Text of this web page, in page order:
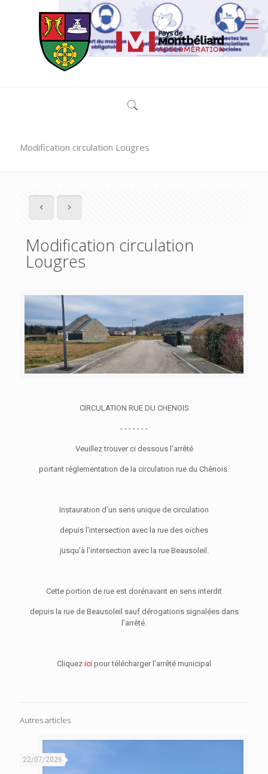
Modification circulation Lougres
Modification circulation
Lougres
CIRCULATION RUE DU CHENOIS
- - - - - - -
Veuillez trouver ci dessous l'arrêté
portant réglementation de la circulation rue du Chênois.
Instauration d'un sens unique de circulation
depuis l'intersection avec la rue des oiches
jusqu'à l'intersection avec la rue Beausoleil.
Cette portion de rue est dorénavant en sens interdit
depuis la rue de Beausoleil sauf dérogations signalées dans
l'arrêté.
Cliquez ici pour télécharger l'arrêté municipal
Autres articles
22/07/2026